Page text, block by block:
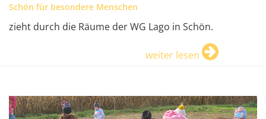
Schön für besondere Menschen
zieht durch die Räume der WG Lago in Schön.
weiter lesen